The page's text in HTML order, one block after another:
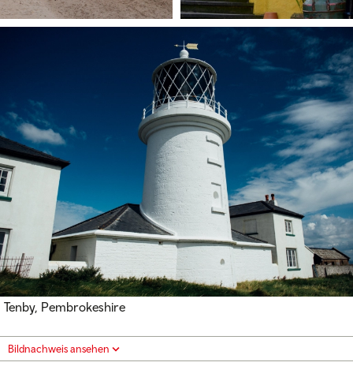
Tenby, Pembrokeshire
Bildnachweis ansehen